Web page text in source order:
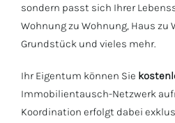
sondern passt sich Ihrer
Wohnung zu Wohnung, Haus zu
Grundstück und vieles mehr.
Ihr Eigentum können Sie
Immobilientausch-Netzwerk
Koordination erfolgt dabei